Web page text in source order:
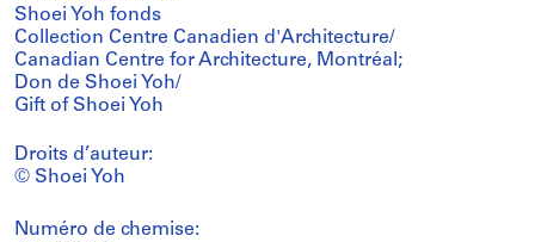
Shoei Yoh fonds
Collection Centre Canadien d'Architecture/
Canadian Centre for Architecture, Montréal;
Don de Shoei Yoh/
Gift of Shoei Yoh
Droits d’auteur:
© Shoei Yoh
Numéro de chemise: